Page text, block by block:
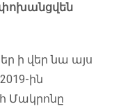
ի վեր նա այս
ին
Մակրոնը